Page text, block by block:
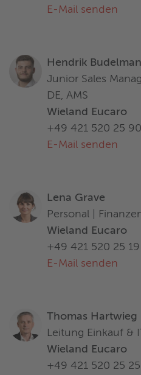
E-Mail senden
Hendrik
Junior Sales
DE, AMS
Wieland Eucaro
+49 421 520 25 90
E-Mail senden
Lena Grave
Personal |
Wieland Eucaro
+49 421 520 25 19
E-Mail senden
Thomas Hartwieg
Leitung Einkauf & IT
Wieland Eucaro
+49 421 520 25 25